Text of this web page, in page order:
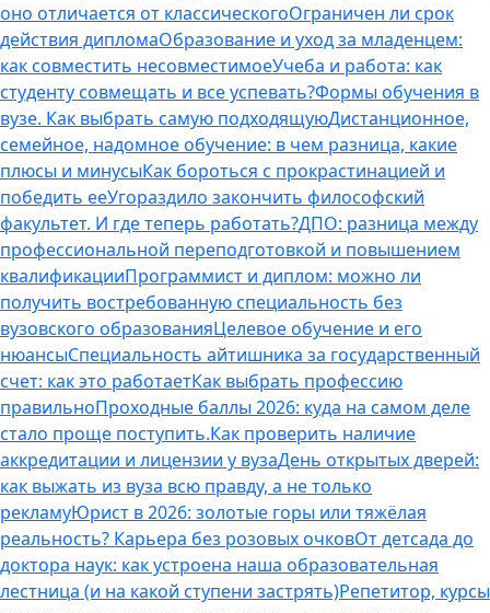
оно отличается от классическогоОграничен ли срок
действия дипломаОбразование и уход за младенцем:
как совместить несовместимоеУчеба и работа: как
студенту совмещать и все успевать?Формы обучения в
вузе. Как выбрать самую подходящуюДистанционное,
семейное, надомное обучение: в чем разница, какие
плюсы и минусыКак бороться с прокрастинацией и
победить ееУгораздило закончить философский
факультет. И где теперь работать?ДПО: разница между
профессиональной переподготовкой и повышением
квалификацииПрограммист и диплом: можно ли
получить востребованную специальность без
вузовского образованияЦелевое обучение и его
нюансыСпециальность айтишника за государственный
счет: как это работаетКак выбрать профессию
правильноПроходные баллы 2026: куда на самом деле
стало проще поступить.Как проверить наличие
аккредитации и лицензии у вузаДень открытых дверей:
как выжать из вуза всю правду, а не только
рекламуЮрист в 2026: золотые горы или тяжёлая
реальность? Карьера без розовых очковОт детсада до
доктора наук: как устроена наша образовательная
лестница (и на какой ступени застрять)Репетитор, курсы